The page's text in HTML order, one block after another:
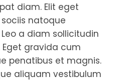
diam. Elit eget
natoque
a diam sollicitudin
gravida cum
penatibus et magnis.
aliquam vestibulum